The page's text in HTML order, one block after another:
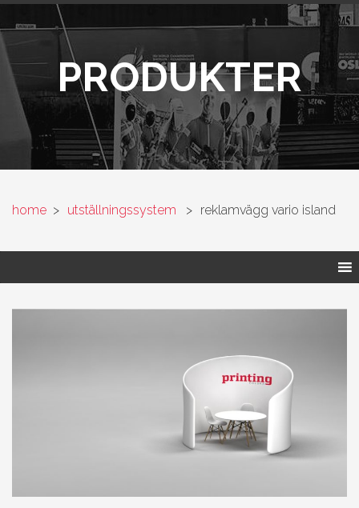
PRODUKTER
home > utställningssystem > reklamvägg vario island